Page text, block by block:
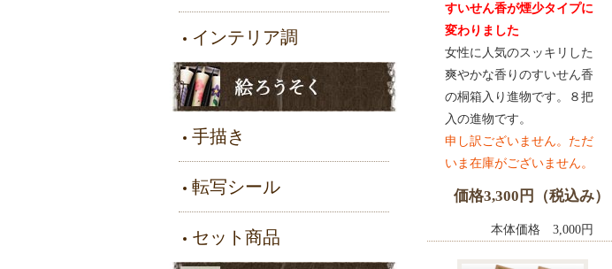
インテリア調
手描き
転写シール
セット商品
すいせん香が煙少タイプに
変わりました
女性に人気のスッキリした
爽やかな香りのすいせん香
の桐箱入り進物です。８把
入の進物です。
申し訳ございません。ただ
いま在庫がございません。
価格3,300円（税込み）
本体価格 3,000円